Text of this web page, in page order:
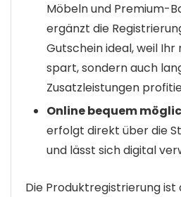
Möbeln und Premium-
ergänzt die
Gutschein ideal, weil
spart, sondern auch
Zusatzleistungen
Online bequem
erfolgt direkt über die
und lässt sich digital
Die Produktregistrierung